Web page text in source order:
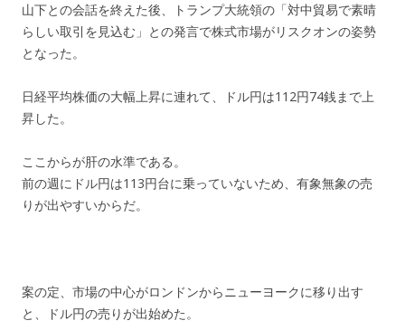
山下との会話を終えた後、トランプ大統領の「対中貿易で素晴
らしい取引を見込む」との発言で株式市場がリスクオンの姿勢
となった。
日経平均株価の大幅上昇に連れて、ドル円は112円74銭まで上
昇した。
ここからが肝の水準である。
前の週にドル円は113円台に乗っていないため、有象無象の売
りが出やすいからだ。
案の定、市場の中心がロンドンからニューヨークに移り出す
と、ドル円の売りが出始めた。